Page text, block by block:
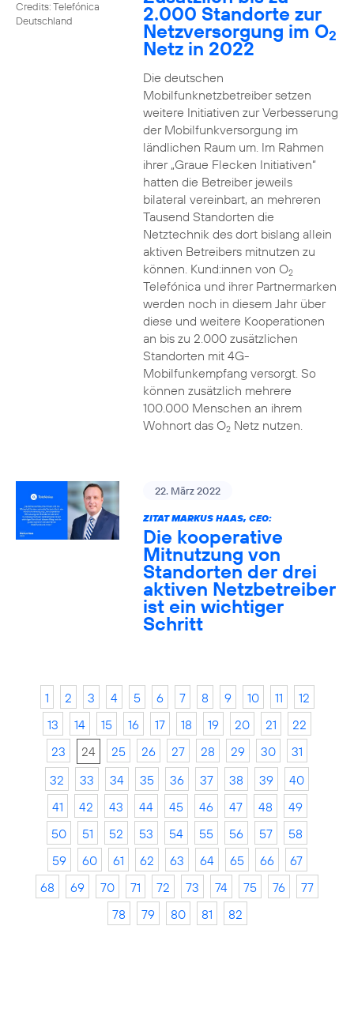
Credits: Telefónica
Deutschland
2.000 Standorte zur
Netzversorgung im O2
Netz in 2022
Die deutschen
Mobilfunknetzbetreiber setzen
weitere Initiativen zur Verbesserung
der Mobilfunkversorgung im
ländlichen Raum um. Im Rahmen
ihrer „Graue Flecken Initiativen“
hatten die Betreiber jeweils
bilateral vereinbart, an mehreren
Tausend Standorten die
Netztechnik des dort bislang allein
aktiven Betreibers mitnutzen zu
können. Kund:innen von O2
Telefónica und ihrer Partnermarken
werden noch in diesem Jahr über
diese und weitere Kooperationen
an bis zu 2.000 zusätzlichen
Standorten mit 4G-
Mobilfunkempfang versorgt. So
können zusätzlich mehrere
100.000 Menschen an ihrem
Wohnort das O2Netz nutzen.
22. März 2022
ZITAT MARKUS HAAS, CEO:
Die kooperative
Mitnutzung von
Standorten der drei
aktiven Netzbetreiber
ist ein wichtiger
Schritt
1 2 3 4 5 6 7 8 9 10 11
12
13
14 15 16 17 18 19 20 21
22
23
24 25 26 27 28 29 30
31
32
33 34 35 36 37 38 39
40
41
42 43 44 45 46 47 48
49
50
51 52 53 54 55 56 57
58
59
60 61 62 63 64 65 66
67
68
69 70 71 72 73 74 75 76
77
78
79 80 81 82